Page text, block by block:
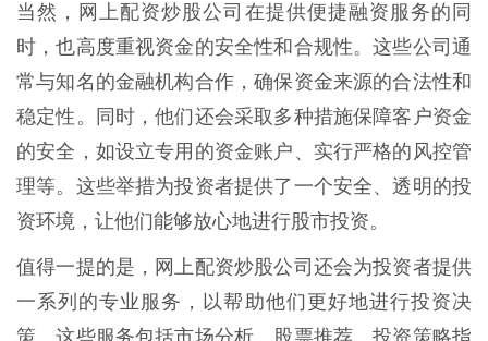
当然，网上配资炒股公司在提供便捷融资服务的同
时，也高度重视资金的安全性和合规性。这些公司通
常与知名的金融机构合作，确保资金来源的合法性和
稳定性。同时，他们还会采取多种措施保障客户资金
的安全，如设立专用的资金账户、实行严格的风控管
理等。这些举措为投资者提供了一个安全、透明的投
资环境，让他们能够放心地进行股市投资。
值得一提的是，网上配资炒股公司还会为投资者提供
一系列的专业服务，以帮助他们更好地进行投资决